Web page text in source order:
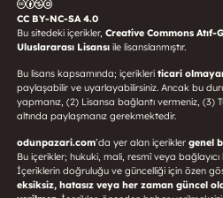
CC BY-NC-SA 4.0
Bu sitedeki içerikler, Creative Commons
Uluslararası Lisansı ile lisanslanmıştır.
Bu lisans kapsamında; içerikleri ticari
paylaşabilir ve uyarlayabilirsiniz. Ancak bu
yapmanız, (2) Lisansa bağlantı vermeniz, (3)
altında paylaşmanız gerekmektedir.
odunpazari.com’da yer alan içerikler genel
Bu içerikler; hukuki, mali, resmî veya
İçeriklerin doğruluğu ve güncelliği için özen
eksiksiz, hatasız veya her zaman güncel